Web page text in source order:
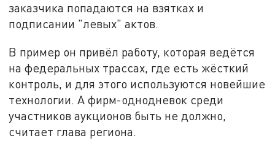
заказчика попадаются на взятках и
подписании "левых" актов.
В пример он привёл работу, которая ведётся
на федеральных трассах, где есть жёсткий
контроль, и для этого используются новейшие
технологии. А фирм-однодневок среди
участников аукционов быть не должно,
считает глава региона.